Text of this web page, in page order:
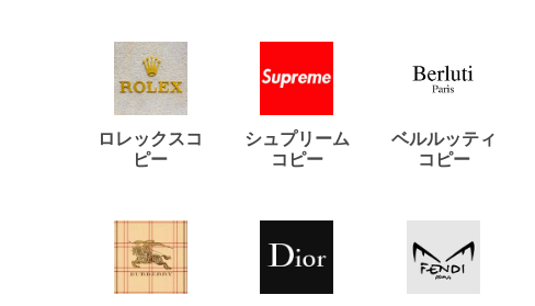
ロレックスコ
ピー
シュプリーム
コピー
ベルルッティ
コピー